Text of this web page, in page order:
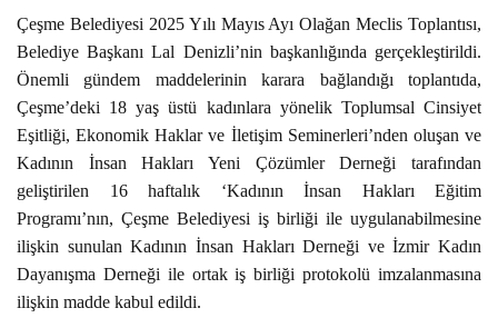
TIME TO DISCOVER
THE UNIQUE STREETS OF ÇEŞME
PLACES TO VISIT
Çeşme Belediyesi 2025 Yılı Mayıs Ayı Olağan Meclis Toplantısı,
Belediye Başkanı Lal Denizli’nin başkanlığında gerçekleştirildi.
Önemli gündem maddelerinin karara bağlandığı toplantıda,
Çeşme’deki 18 yaş üstü kadınlara yönelik Toplumsal Cinsiyet
Eşitliği, Ekonomik Haklar ve İletişim Seminerleri’nden oluşan ve
Kadının İnsan Hakları Yeni Çözümler Derneği tarafından
geliştirilen 16 haftalık ‘Kadının İnsan Hakları Eğitim
Programı’nın, Çeşme Belediyesi iş birliği ile uygulanabilmesine
ilişkin sunulan Kadının İnsan Hakları Derneği ve İzmir Kadın
Dayanışma Derneği ile ortak iş birliği protokolü imzalanmasına
ilişkin madde kabul edildi.